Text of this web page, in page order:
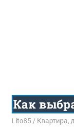
Как
17.05.2020
Lito85 Квартира,